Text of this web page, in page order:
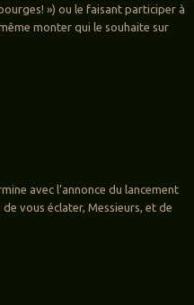
») ou le faisant participer à
monter qui le souhaite sur
avec l’annonce du lancement
vous éclater, Messieurs, et de